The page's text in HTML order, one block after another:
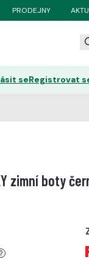
PRODEJNY
seRegistrovat
zimní boty